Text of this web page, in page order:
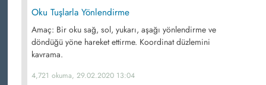
Oku Tuşlarla Yönlendirme
Amaç: Bir oku sağ, sol, yukarı, aşağı yönlendirme ve
döndüğü yöne hareket ettirme. Koordinat düzlemini
kavrama.
4,721 okuma, 29.02.2020 13:04